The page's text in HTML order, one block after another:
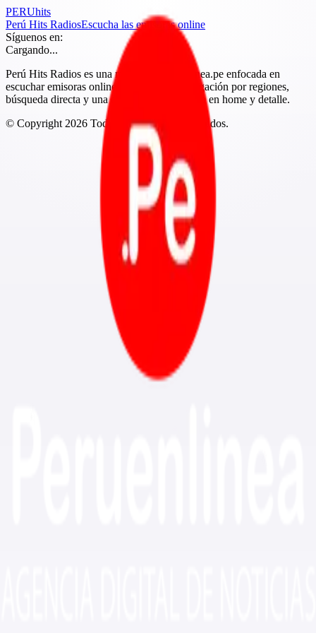
PERUhits
Perú Hits RadiosEscucha las emisoras online
Síguenos en:
Cargando...
Perú Hits Radios es una marca de Peruenlinea.pe enfocada en
escuchar emisoras online del Perú con navegación por regiones,
búsqueda directa y una experiencia más clara en home y detalle.
© Copyright 2026 Todos los derechos reservados.